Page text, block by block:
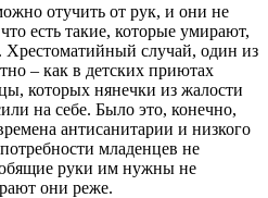
отучить от рук, и они не
есть такие, которые умирают,
Хрестоматийный случай, один из
– как в детских приютах
которых нянечки из жалости
на себе. Было это, конечно,
антисанитарии и низкого
младенцев не
руки им нужны не
они реже.